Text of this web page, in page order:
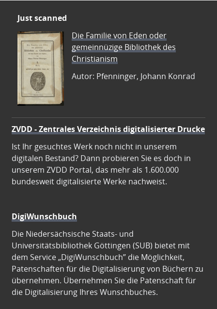
Just scanned
Die Familie von Eden oder
gemeinnüzige Bibliothek des
Christianism
Autor: Pfenninger, Johann Konrad
ZVDD - Zentrales Verzeichnis digitalisierter Drucke
Ist Ihr gesuchtes Werk noch nicht in unserem
digitalen Bestand? Dann probieren Sie es doch in
unserem ZVDD Portal, das mehr als 1.600.000
bundesweit digitalisierte Werke nachweist.
DigiWunschbuch
Die Niedersächsische Staats- und
Universitätsbibliothek Göttingen (SUB) bietet mit
dem Service „DigiWunschbuch” die Möglichkeit,
Patenschaften für die Digitalisierung von Büchern zu
übernehmen. Übernehmen Sie die Patenschaft für
die Digitalisierung Ihres Wunschbuches.